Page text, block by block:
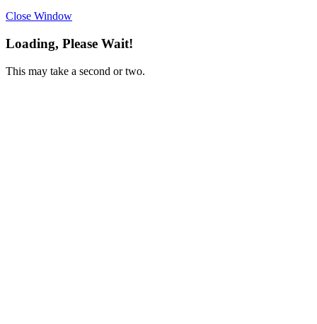
Close Window
Loading, Please Wait!
This may take a second or two.